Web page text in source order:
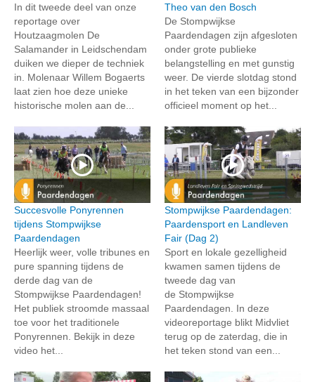
In dit tweede deel van onze
reportage over
Houtzaagmolen De
Salamander in Leidschendam
duiken we dieper de techniek
in. Molenaar Willem Bogaerts
laat zien hoe deze unieke
historische molen aan de...
Theo van den Bosch
De Stompwijkse
Paardendagen zijn afgesloten
onder grote publieke
belangstelling en met gunstig
weer. De vierde slotdag stond
in het teken van een bijzonder
officieel moment op het...
Succesvolle Ponyrennen
tijdens Stompwijkse
Paardendagen
Heerlijk weer, volle tribunes en
pure spanning tijdens de
derde dag van de
Stompwijkse Paardendagen!
Het publiek stroomde massaal
toe voor het traditionele
Ponyrennen. Bekijk in deze
video het...
Stompwijkse Paardendagen:
Paardensport en Landleven
Fair (Dag 2)
Sport en lokale gezelligheid
kwamen samen tijdens de
tweede dag van
de Stompwijkse
Paardendagen. In deze
videoreportage blikt Midvliet
terug op de zaterdag, die in
het teken stond van een...